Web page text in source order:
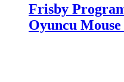
Frisby
Oyuncu